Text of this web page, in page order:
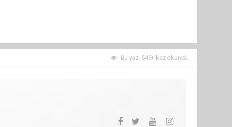
Bu yazı 545+ kez okundu.